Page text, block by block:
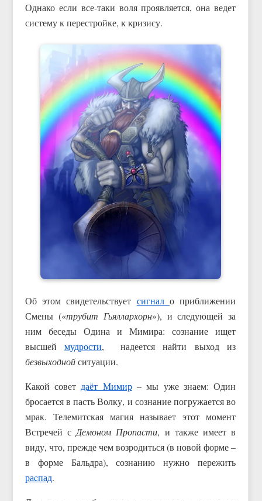
Однако если все-таки воля проявляется, она ведет
систему к перестройке, к кризису.
Об этом свидетельствует сигнало приближении
Смены («трубит Гьяллархорн»), и следующей за
ним беседы Одина и Мимира: сознание ищет
высшеймудрости, надеется найти выход из
безвыходнойситуации.
Какой советдаёт Мимир– мы уже знаем: Один
бросается в пасть Волку, и сознание погружается во
мрак. Телемитская магия называет этот момент
Встречей сДемоном Пропасти, и также имеет в
виду, что, прежде чем возродиться (в новой форме –
в форме Бальдра), сознанию нужно пережить
раcпад.